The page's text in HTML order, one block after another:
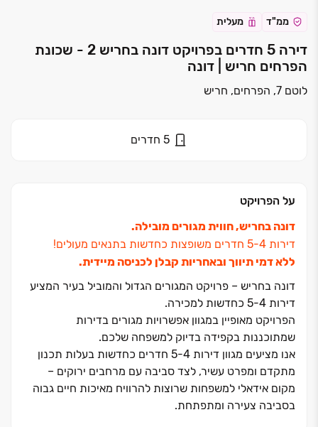
ממ"ד מעלית
דירה 5 חדרים בפרויקט דונה בחריש 2 - שכונת
הפרחים חריש | דונה
לוטם 7, הפרחים, חריש
5 חדרים
על הפרויקט
דונה בחריש, חווית מגורים מובילה.
דירות ‏4‏-‏5 חדרים משופצות כחדשות בתנאים מעולים!
ללא דמי תיווך ובאחריות קבלן לכניסה מיידית.
דונה בחריש ‏– פרויקט המגורים הגדול והמוביל בעיר המציע
דירות ‏4‏-‏5 כחדשות למכירה.
הפרויקט מאופיין במגוון אפשרויות מגורים בדירות
שמתוכננות בקפידה בדיוק למשפחה שלכם.
אנו מציעים מגוון דירות ‏4‏-‏5 חדרים כחדשות בעלות תכנון
מתקדם ומפרט עשיר, לצד סביבה עם מרחבים ירוקים ‏–
מקום אידאלי למשפחות שרוצות להרוויח מאיכות חיים גבוה
בסביבה צעירה ומתפתחת.